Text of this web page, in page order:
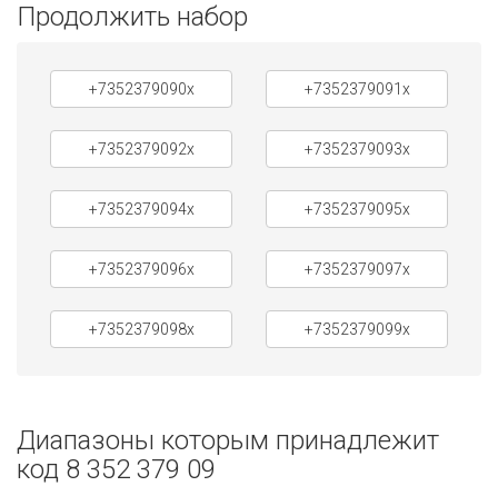
Продолжить набор
+7352379090x +7352379091x
+7352379092x +7352379093x
+7352379094x +7352379095x
+7352379096x +7352379097x
+7352379098x +7352379099x
Диапазоны которым принадлежит
код 8 352 379 09